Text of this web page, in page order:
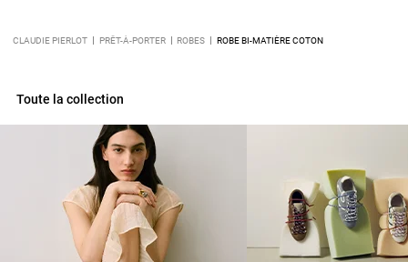
CLAUDIE PIERLOT PRÊT-À-PORTER ROBES ROBE BI-MATIÈRE COTON
Toute la collection